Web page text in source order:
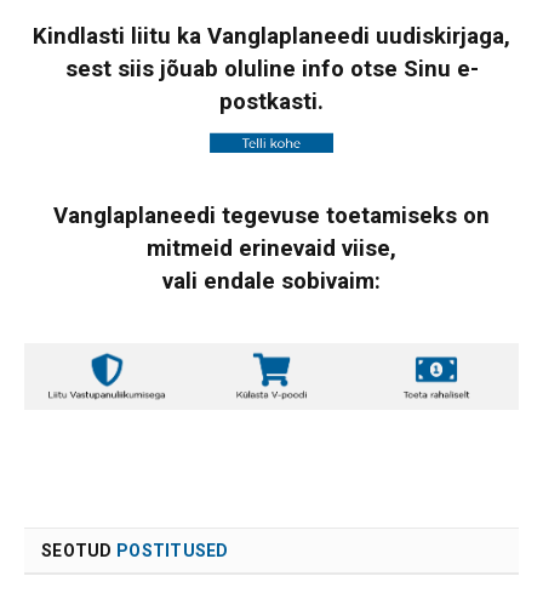
Kindlasti liitu ka Vanglaplaneedi uudiskirjaga,
sest siis jõuab oluline info otse Sinu e-
postkasti.
Vanglaplaneedi tegevuse toetamiseks on
mitmeid erinevaid viise,
vali endale sobivaim:
SEOTUD POSTITUSED